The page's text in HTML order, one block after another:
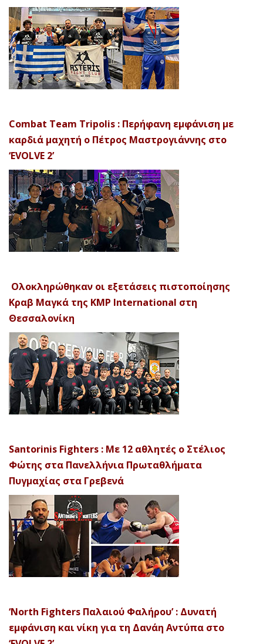
Combat Team Tripolis : Περήφανη εμφάνιση με
καρδιά μαχητή ο Πέτρος Μαστρογιάννης στο
‘EVOLVE 2’
Ολοκληρώθηκαν οι εξετάσεις πιστοποίησης
Κραβ Μαγκά της KMP International στη
Θεσσαλονίκη
Santorinis Fighters : Με 12 αθλητές ο Στέλιος
Φώτης στα Πανελλήνια Πρωταθλήματα
Πυγμαχίας στα Γρεβενά
‘North Fighters Παλαιού Φαλήρου’ : Δυνατή
εμφάνιση και νίκη για τη Δανάη Αντύπα στο